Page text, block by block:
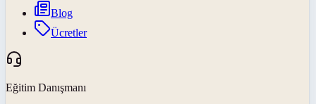
Blog
Ücretler
Eğitim Danışmanı